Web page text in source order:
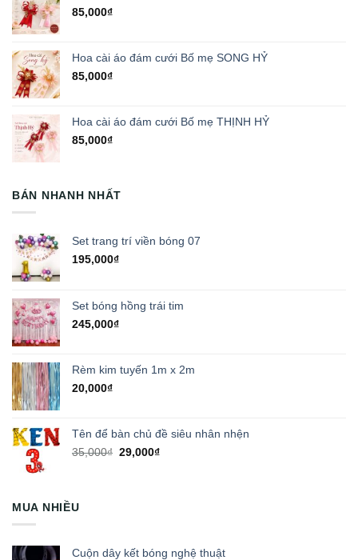
85,000₫
Hoa cài áo đám cưới Bố mẹ SONG HỶ
85,000₫
Hoa cài áo đám cưới Bố mẹ THỊNH HỶ
85,000₫
BÁN NHANH NHẤT
Set trang trí viền bóng 07
195,000₫
Set bóng hồng trái tim
245,000₫
Rèm kim tuyến 1m x 2m
20,000₫
Tên để bàn chủ đề siêu nhân nhện
35,000₫ Giá
29,000₫Giá
MUA NHIỀU
Cuộn dây kết bóng nghệ thuật